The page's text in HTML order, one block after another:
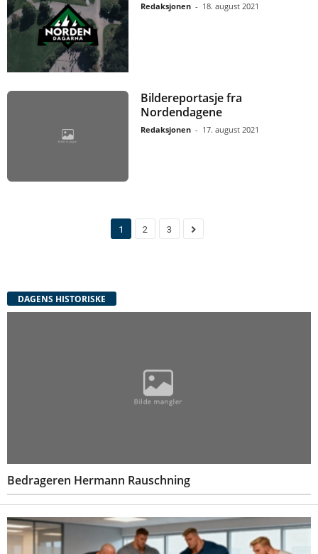
Redaksjonen - 18. august 2021
Bildereportasje fra
Nordendagene
Redaksjonen - 17. august 2021
1 2 3
DAGENS HISTORISKE
Bedrageren Hermann Rauschning